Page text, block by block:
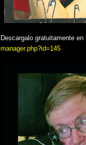
Descargalo gratuitamente en
manager.php?id=145